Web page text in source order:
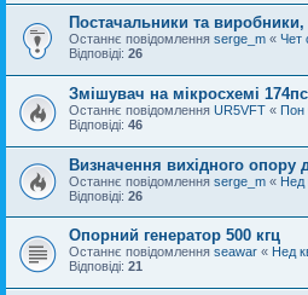
Постачальники та
Останнє повідомлення serge_m « Чет
Відповіді: 26
Змішувач на мікросхемі
Останнє повідомлення UR5VFT « Пон
Відповіді: 46
Визначення вихідного опору
Останнє повідомлення serge_m « Нед
Відповіді: 26
Опорний генератор 500 кгц
Останнє повідомлення seawar « Нед
Відповіді: 21